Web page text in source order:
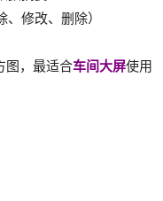
修改、删除）
图，最适合车间大屏使用